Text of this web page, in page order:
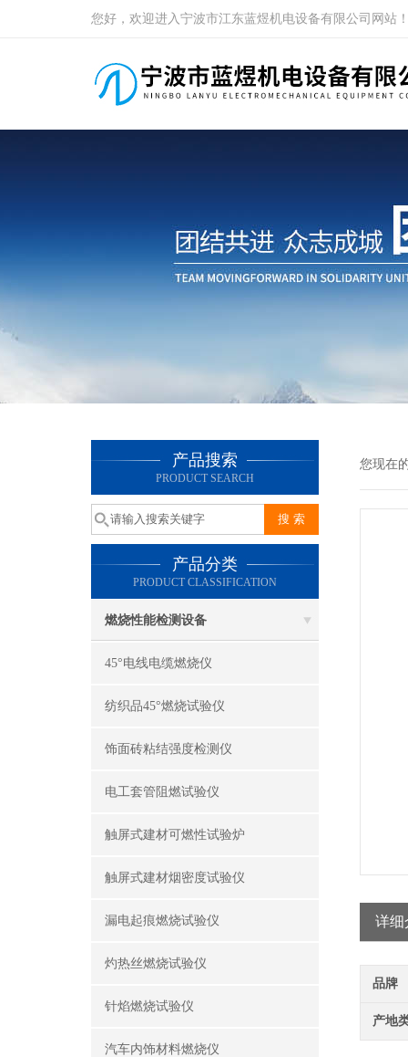
您好，欢迎进入宁波市江东蓝煜机电设备有限公司网站
产品搜索
PRODUCT SEARCH
产品分类
PRODUCT CLASSIFICATION
燃烧性能检测设备
45°电线电缆燃烧仪
纺织品45°燃烧试验仪
饰面砖粘结强度检测仪
电工套管阻燃试验仪
触屏式建材可燃性试验炉
触屏式建材烟密度试验仪
漏电起痕燃烧试验仪
灼热丝燃烧试验仪
针焰燃烧试验仪
汽车内饰材料燃烧仪
您现在
详细
品牌
产地